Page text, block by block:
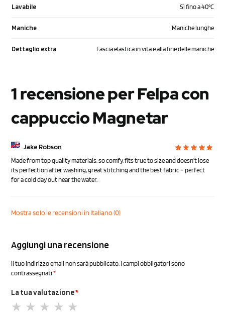
Lavabile Sì fino a 40°C
Maniche Maniche lunghe
Dettaglio extra Fascia elastica in vita e alla fine delle maniche
1 recensione perFelpa con
cappuccio Magnetar
Jake Robson
Made from top quality materials, so comfy, fits true to size and doesn’t lose
its perfection after washing, great stitching and the best fabric – perfect
for a cold day out near the water.
Mostra solo le recensioni in Italiano (0)
Aggiungi una recensione
Il tuo indirizzo email non sarà pubblicato. I campi obbligatori sono
contrassegnati*
La tua valutazione*